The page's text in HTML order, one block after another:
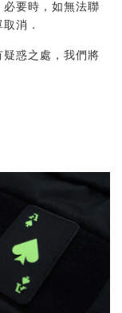
要時，如無法聯
消．
惑之處，我們將